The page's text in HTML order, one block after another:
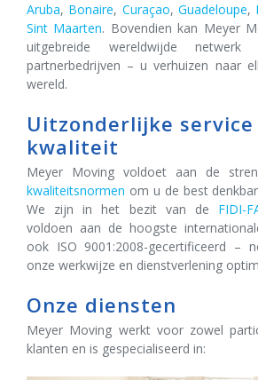
Aruba, Bonaire, Curaçao,Guadeloupe,
Sint Maarten. Bovendien kan Meyer
uitgebreide wereldwijde
partnerbedrijven – u verhuizen naar
wereld.
Uitzonderlijke service
kwaliteit
Meyer Moving voldoet aan de
kwaliteitsnormen om u de best
We zijn in het bezit van de FIDI-
voldoen aan de hoogste
ook ISO 9001:2008-gecertificeerd –
onze werkwijze en dienstverlening
Onze diensten
Meyer Moving werkt voor zowel
klanten en is gespecialiseerd in: